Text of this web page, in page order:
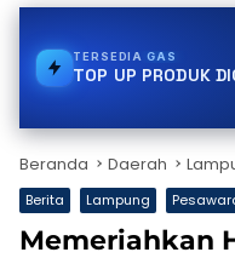
TERSEDIAPAKET DATA
TOP UP PRODUK
Beranda Daerah
Berita Lampung
Memeriahkan